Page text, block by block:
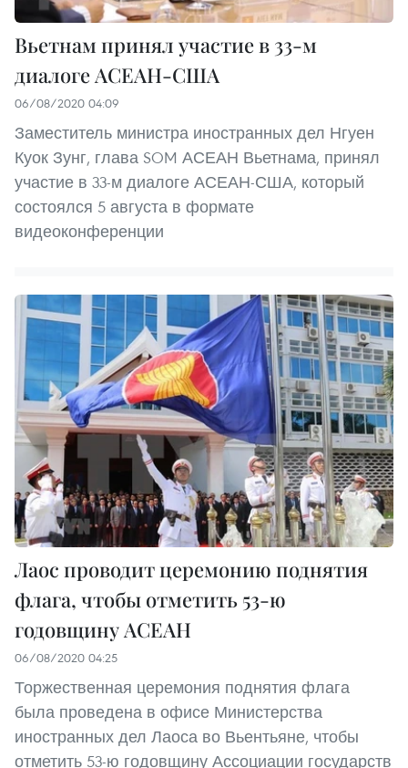
Вьетнам принял участие в 33-м
диалоге АСЕАН-США
06/08/2020 04:09
Заместитель министра иностранных дел Нгуен
Куок Зунг, глава SOM АСЕАН Вьетнама, принял
участие в 33-м диалоге АСЕАН-США, который
состоялся 5 августа в формате
видеоконференции
Лаос проводит церемонию поднятия
флага, чтобы отметить 53-ю
годовщину АСЕАН
06/08/2020 04:25
Торжественная церемония поднятия флага
была проведена в офисе Министерства
иностранных дел Лаоса во Вьентьяне, чтобы
отметить 53-ю годовщину Ассоциации государств